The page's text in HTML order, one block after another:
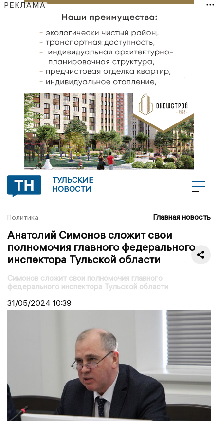
РЕКЛАМА
ТУЛЬСКИЕ
НОВОСТИ
Политика Главная новость
Анатолий Симонов сложит свои
полномочия главного федерального
инспектора Тульской области
Симонов сложит свои полномочия главного
федерального инспектора Тульской области
31/05/2024 10:39